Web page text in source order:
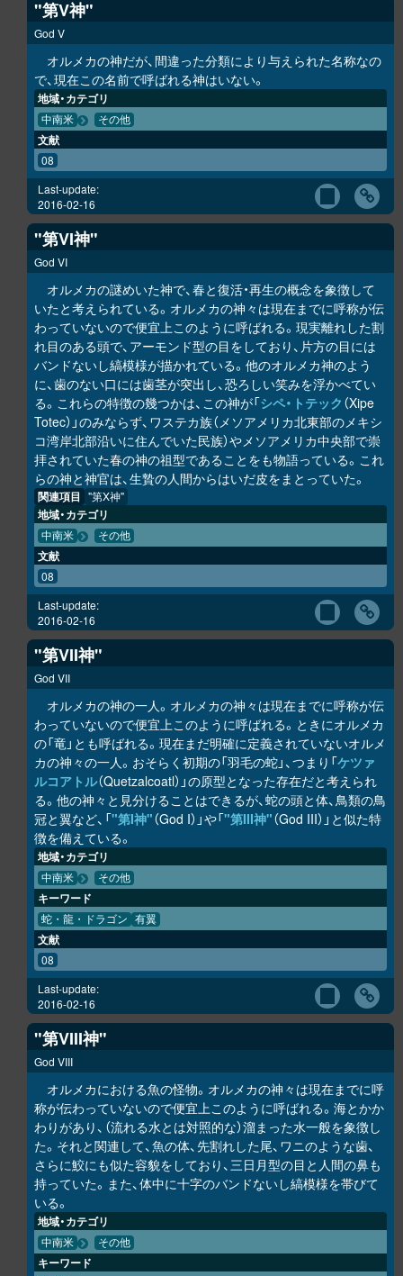
"第V神"
God V
オルメカの神だが、間違った分類により与えられた名称なの
で、現在この名前で呼ばれる神はいない。
地域・カテゴリ
中南米 その他
文献
08
Last-update:
2016-02-16
"第VI神"
God VI
オルメカの謎めいた神で、春と復活・再生の概念を象徴して
いたと考えられている。オルメカの神々は現在までに呼称が伝
わっていないので便宜上このように呼ばれる。現実離れした割
れ目のある頭で、アーモンド型の目をしており、片方の目には
バンドないし縞模様が描かれている。他のオルメカ神のよう
に、歯のない口には歯茎が突出し、恐ろしい笑みを浮かべてい
る。これらの特徴の幾つかは、この神が「シペ・トテック （Xipe
Totec）」のみならず、ワステカ族（メソアメリカ北東部のメキシ
コ湾岸北部沿いに住んでいた民族）やメソアメリカ中央部で崇
拝されていた春の神の祖型であることをも物語っている。これ
らの神と神官は、生贄の人間からはいだ皮をまとっていた。
関連項目 "第X神"
地域・カテゴリ
中南米 その他
文献
08
Last-update:
2016-02-16
"第VII神"
God VII
オルメカの神の一人。オルメカの神々は現在までに呼称が伝
わっていないので便宜上このように呼ばれる。ときにオルメカ
の「竜」とも呼ばれる。現在まだ明確に定義されていないオルメ
カの神々の一人。おそらく初期の「羽毛の蛇」、つまり「ケツァ
ルコアトル（Quetzalcoatl）」の原型となった存在だと考えられ
る。他の神々と見分けることはできるが、蛇の頭と体、鳥類の鳥
冠と翼など、「"第I神"（God I）」や「"第III神"（God III）」と似た特
徴を備えている。
地域・カテゴリ
中南米 その他
キーワード
蛇・龍・ドラゴン 有翼
文献
08
Last-update:
2016-02-16
"第VIII神"
God VIII
オルメカにおける魚の怪物。オルメカの神々は現在までに呼
称が伝わっていないので便宜上このように呼ばれる。海とかか
わりがあり、（流れる水とは対照的な）溜まった水一般を象徴し
た。それと関連して、魚の体、先割れした尾、ワニのような歯、
さらに鮫にも似た容貌をしており、三日月型の目と人間の鼻も
持っていた。また、体中に十字のバンドないし縞模様を帯びて
いる。
地域・カテゴリ
中南米 その他
キーワード